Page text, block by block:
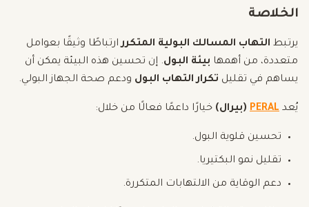
الخلاصة
يرتبط التهاب المسالك البولية المتكررارتباطًا وثيقًا بعوامل
متعددة، من أهمها بيئة البول. إن تحسين هذه البيئة يمكن أن
يساهم في تقليل تكرار التهاب البول ودعم صحة الجهاز البولي.
يُعد PERAL (بيرال) خيارًا داعمًا فعالًا من خلال:
تحسين قلوية البول.
تقليل نمو البكتيريا.
دعم الوقاية من الالتهابات المتكررة.